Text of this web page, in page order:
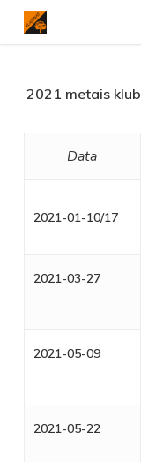
Skip
content2021 metais
Data
2021-01-10/17
2021-03-27
2021-05-09
2021-05-22